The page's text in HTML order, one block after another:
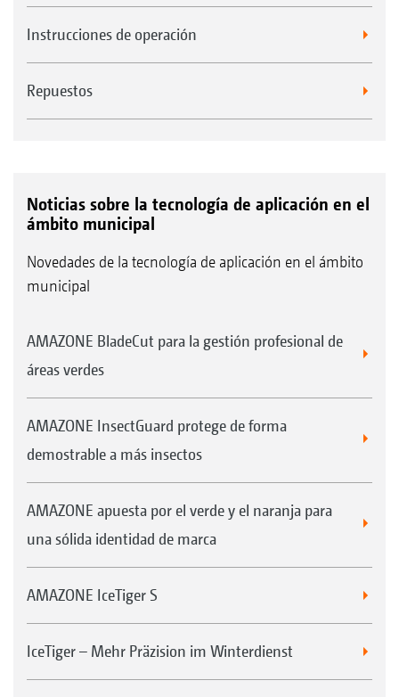
Instrucciones de operación
Repuestos
Noticias sobre la tecnología de aplicación en el
ámbito municipal
Novedades de la tecnología de aplicación en el ámbito
municipal
AMAZONE BladeCut para la gestión profesional de
áreas verdes
AMAZONE InsectGuard protege de forma
demostrable a más insectos
AMAZONE apuesta por el verde y el naranja para
una sólida identidad de marca
AMAZONE IceTiger S
IceTiger – Mehr Präzision im Winterdienst